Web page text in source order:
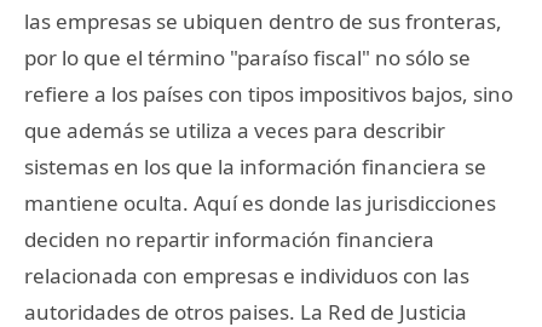
las empresas se ubiquen dentro de sus fronteras,
por lo que el término "paraíso fiscal" no sólo se
refiere a los países con tipos impositivos bajos, sino
que además se utiliza a veces para describir
sistemas en los que la información financiera se
mantiene oculta. Aquí es donde las jurisdicciones
deciden no repartir información financiera
relacionada con empresas e individuos con las
autoridades de otros paises. La Red de Justicia